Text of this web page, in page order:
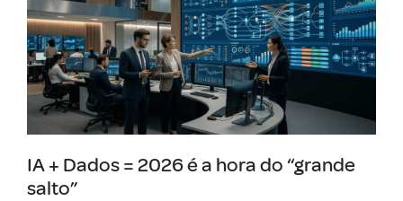
IA + Dados = 2026 é a hora do “grande
salto”